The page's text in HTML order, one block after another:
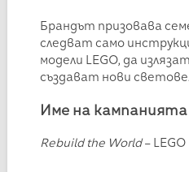
Брандът призовава
следват само
модели LEGO, да
създават нови светове.
Име на кампанията
Rebuild the World– LEGO